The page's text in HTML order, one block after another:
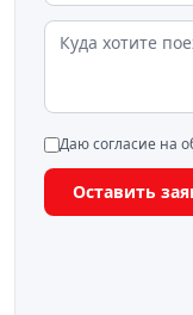
Даю согласие на
Оставить